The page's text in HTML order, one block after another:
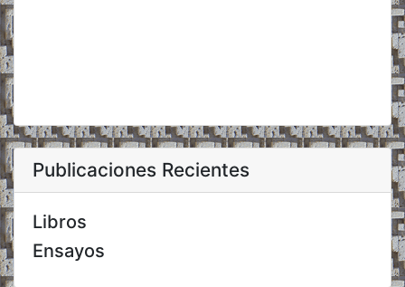
Publicaciones Recientes
Libros
Ensayos